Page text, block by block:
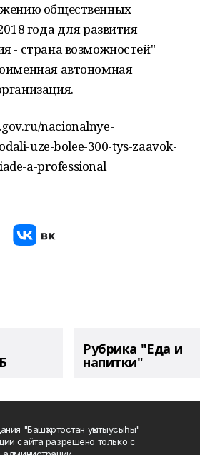
общественных
года для развития
- страна возможностей"
автономная
nacionalnye-
uze-bolee-300-tys-zaavok-
a-professional
Рубрика "Еда и
напитки"
"Башҡортостан уҡытыусыһы"
сайта разрешено только с